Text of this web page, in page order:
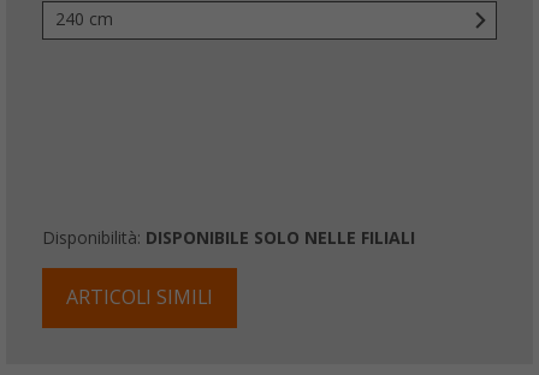
240 cm
Disponibilità: DISPONIBILE SOLO NELLE FILIALI
ARTICOLI SIMILI